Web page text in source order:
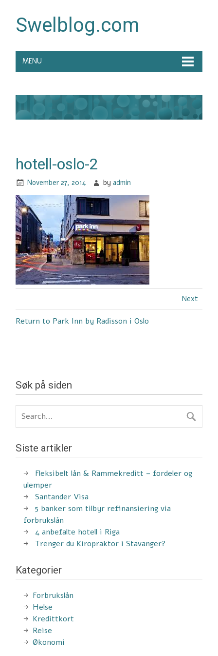
Swelblog.com
MENU
hotell-oslo-2
November 27, 2014 byadmin
Next
Return to Park Inn by Radisson i Oslo
Søk på siden
Siste artikler
Fleksibelt lån & Rammekreditt – fordeler og
ulemper
Santander Visa
5 banker som tilbyr refinansiering via
forbrukslån
4 anbefalte hotell i Riga
Trenger du Kiropraktor i Stavanger?
Kategorier
Forbrukslån
Helse
Kredittkort
Reise
Økonomi